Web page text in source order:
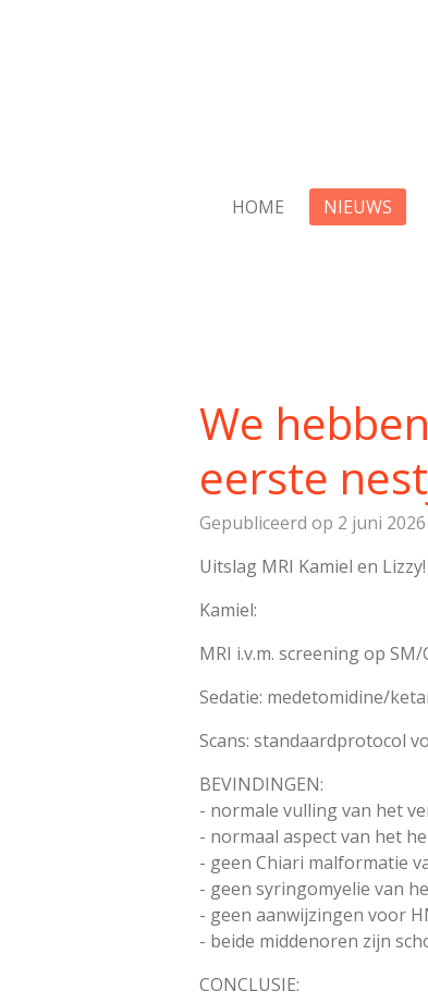
HOME NIEUWS
We
eerste
Gepubliceerd op 2 juni
Uitslag MRI Kamiel en Lizzy!
Kamiel:
MRI i.v.m. screening op SM/
Sedatie: medetomidine/
Scans: standaardprotocol
BEVINDINGEN:
- normale vulling van het
- normaal aspect van het
- geen Chiari malformatie
- geen syringomyelie van
- geen aanwijzingen voor
- beide middenoren zijn
CONCLUSIE: